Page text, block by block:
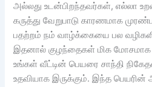
அல்லது உடன்பிறந்தவர்கள், எல்லா
கருத்து வேறுபாடு காரணமாக
பதற்றம் நம் வாழ்க்கையை பல
இதனால் குழந்தைகள் மிக மோசமாக
உங்கள் வீட்டின் பெயரை சாந்தி
உதவியாக இருக்கும். இந்த